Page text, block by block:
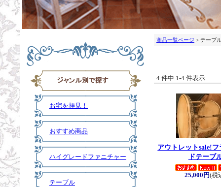
お宅を拝見！
おすすめ商品
ハイグレードファニチャー
テーブル
商品一覧ページ > テーブ
4 件中 1-4 件表示
アウトレットsale!
ドテーブ
25,000円(税